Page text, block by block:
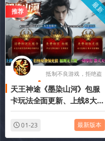
推荐 最新
抵制不良游戏，拒绝盗
版游戏
天王神途《墨染山河》包服
卡玩法全面更新、上线8大豪
礼直送、打怪免费领充值、
福利无上限、一切靠打（法
器精炼特色玩法邀你来战）
01-23 最新版本